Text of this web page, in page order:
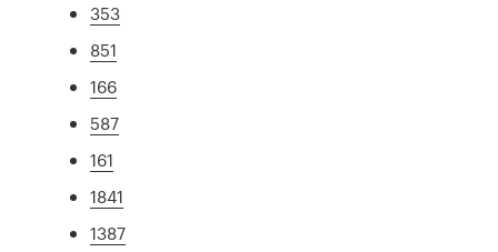
353
851
166
587
161
1841
1387